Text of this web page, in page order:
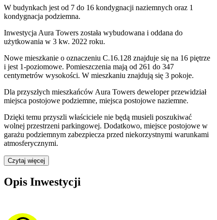
W budynkach jest od 7 do 16 kondygnacji naziemnych oraz 1
kondygnacja podziemna.
Inwestycja Aura Towers została wybudowana i oddana do
użytkowania w 3 kw. 2022 roku.
Nowe mieszkanie o oznaczeniu C.16.128 znajduje się na 16 piętrze
i jest 1-poziomowe. Pomieszczenia mają od 261 do 347
centymetrów wysokości. W mieszkaniu znajdują się 3 pokoje.
Dla przyszłych mieszkańców Aura Towers deweloper przewidział
miejsca postojowe podziemne, miejsca postojowe naziemne.
Dzięki temu przyszli właściciele nie będą musieli poszukiwać
wolnej przestrzeni parkingowej. Dodatkowo, miejsce postojowe w
garażu podziemnym zabezpiecza przed niekorzystnymi warunkami
atmosferycznymi.
Czytaj więcej
Opis Inwestycji